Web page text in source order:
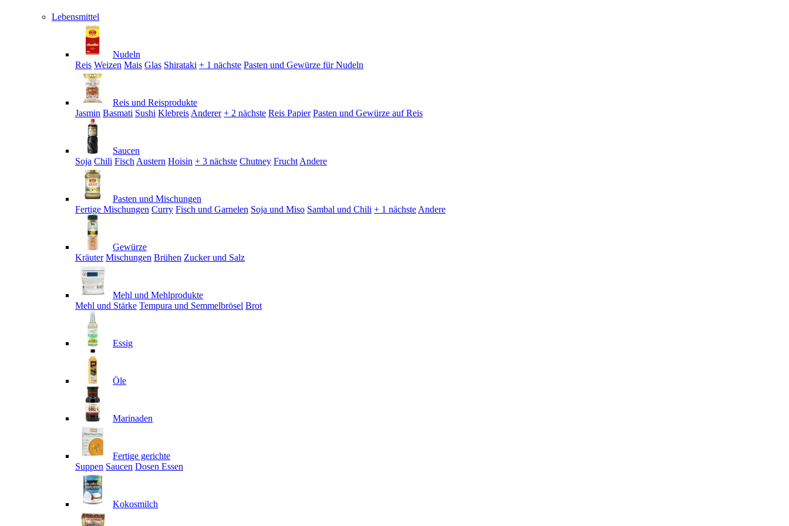
Lebensmittel
Nudeln
Reis Weizen Mais Glas Shirataki + 1 nächste Pasten und Gewürze für Nudeln
Reis und Reisprodukte
Jasmin Basmati Sushi Klebreis Anderer + 2 nächste Reis Papier Pasten und Gewürze auf Reis
Saucen
Soja Chili Fisch Austern Hoisin + 3 nächste Chutney Frucht Andere
Pasten und Mischungen
Fertige Mischungen Curry Fisch und Garnelen Soja und Miso Sambal und Chili + 1 nächste Andere
Gewürze
Kräuter Mischungen Brühen Zucker und Salz
Mehl und Mehlprodukte
Mehl und Stärke Tempura und Semmelbrösel Brot
Essig
Öle
Marinaden
Fertige gerichte
Suppen Saucen Dosen Essen
Kokosmilch